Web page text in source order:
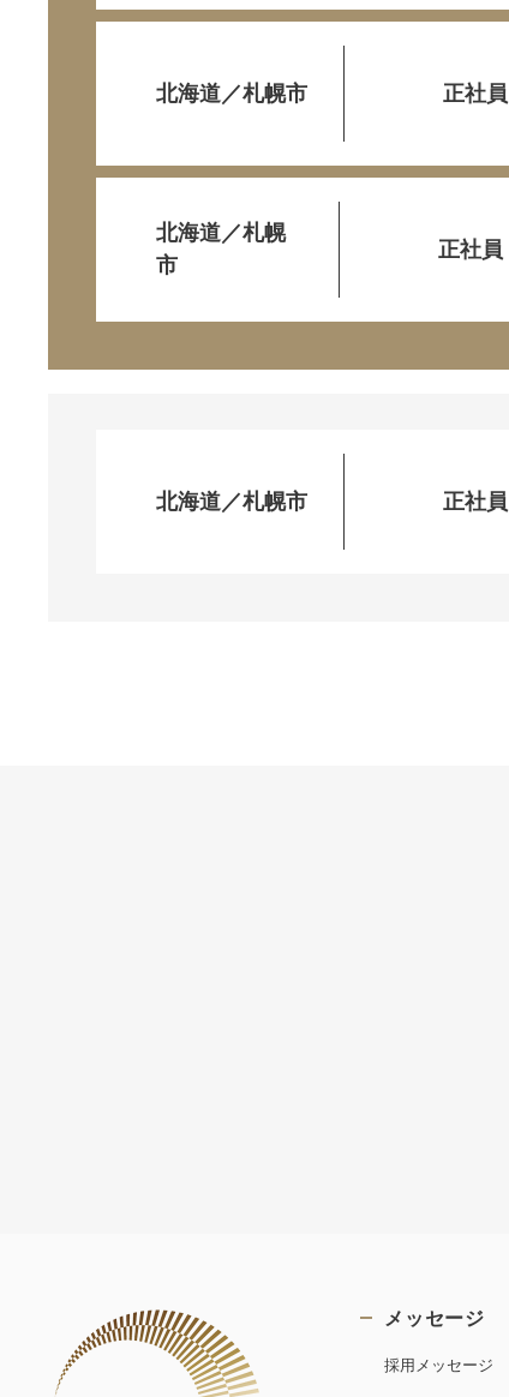
北海道／札幌市 正社員
北海道／札幌
市
正社員
北海道／札幌市 正社員
メッセージ
採用メッセージ